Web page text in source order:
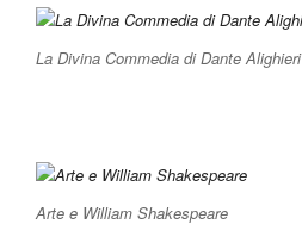
La Divina Commedia di Dante Alighieri
Arte e William Shakespeare